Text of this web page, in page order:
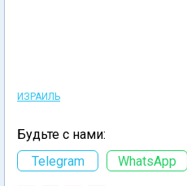
ИЗРАИЛЬ
Будьте с нами:
Telegram
WhatsApp